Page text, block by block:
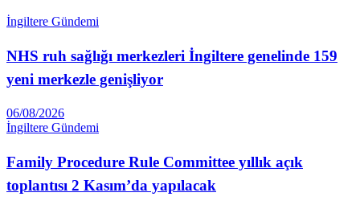
İngiltere Gündemi
NHS ruh sağlığı merkezleri İngiltere genelinde 159
yeni merkezle genişliyor
06/08/2026
İngiltere Gündemi
Family Procedure Rule Committee yıllık açık
toplantısı 2 Kasım’da yapılacak